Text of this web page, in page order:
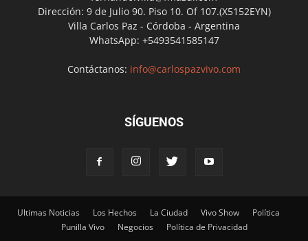
Dirección: 9 de Julio 90. Piso 10. Of 107.(X5152EYN)
Villa Carlos Paz - Córdoba - Argentina
WhatsApp: +5493541585147
Contáctanos: info@carlospazvivo.com
SÍGUENOS
Ultimas Noticias Los Hechos La Ciudad Vivo Show
Política
Punilla Vivo
Negocios Política de Privacidad